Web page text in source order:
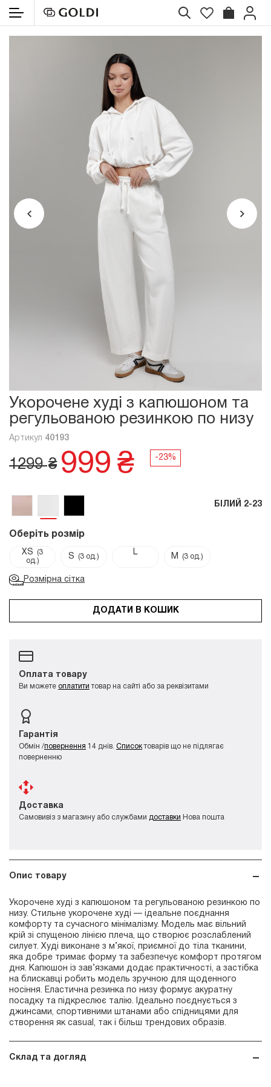
Укорочене худі з капюшоном та
регульованою резинкою по низу
Артикул 40193
1299₴ 999 ₴
БІЛИЙ 2-23
Оберіть розмір
XS
(3
од.)
S (3 од.)
L
M (3 од.)
Розмірна сітка
ДОДАТИ В КОШИК
Оплата товару
Ви можете оплатити товар на сайті або за реквізитами
Гарантія
Обмін /повернення 14 днів. Списоктоварів що не підлягає
поверненню
Доставка
Самовивіз з магазину або службами доставки Нова пошта
Опис товару
Укорочене худі з капюшоном та регульованою резинкою по
низу. Стильне укорочене худі — ідеальне поєднання
комфорту та сучасного мінімалізму. Модель має вільний
крій зі спущеною лінією плеча, що створює розслаблений
силует. Худі виконане з м’якої, приємної до тіла тканини,
яка добре тримає форму та забезпечує комфорт протягом
дня. Капюшон із зав’язками додає практичності, а застібка
на блискавці робить модель зручною для щоденного
носіння. Еластична резинка по низу формує акуратну
посадку та підкреслює талію. Ідеально поєднується з
джинсами, спортивними штанами або спідницями для
створення як casual, так і більш трендових образів.
Склад та догляд